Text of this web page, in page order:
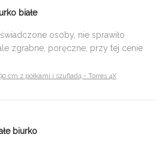
białe
osoby, nie sprawiło
zgrabne, poręczne, przy tej cenie
cm z półkami i szufladą - Torres 4X
biurko